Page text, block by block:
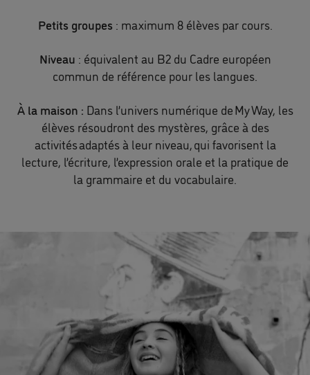
Petits groupes : maximum 8 élèves par cours.
Niveau : équivalent au B2 du Cadre européen
commun de référence pour les langues.
À la maison : Dans l’univers numérique de My Way, les
élèves résoudront des mystères, grâce à des
activités adaptés à leur niveau, qui favorisent la
lecture, l’écriture, l’expression orale et la pratique de
la grammaire et du vocabulaire.